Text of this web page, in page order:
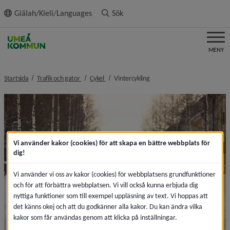
innehållet
Giälah/Kieli/Languages Sök
MENY
Startsida Trafik och gator nivå i brödsmulenavigeringen
Cykel nivå i brödsmulenavigeringen
Vintercyklingnivå i brödsmulenavigeringen
Vi använder kakor (cookies) för att skapa en bättre webbplats för
dig!
Vi använder vi oss av kakor (cookies) för webbplatsens grundfunktioner
och för att förbättra webbplatsen. Vi vill också kunna erbjuda dig
nyttiga funktioner som till exempel uppläsning av text. Vi hoppas att
det känns okej och att du godkänner alla kakor. Du kan ändra vilka
kakor som får användas genom att klicka på inställningar.